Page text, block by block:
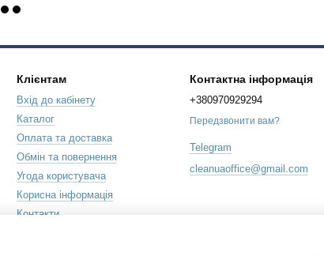
Клієнтам
Вхід до кабінету
Каталог
Оплата та доставка
Обмін та повернення
Угода користувача
Корисна інформація
Контакти
Контактна інформація
+380970929294
Передзвонити вам?
Telegram
cleanuaoffice@gmail.com